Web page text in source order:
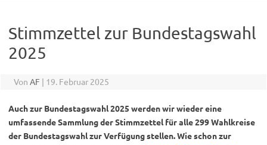
Stimmzettel zur Bundestagswahl
2025
Von AF | 19. Februar 2025
Auch zur Bundestagswahl 2025 werden wir wieder eine
umfassende Sammlung der Stimmzettel für alle 299 Wahlkreise
der Bundestagswahl zur Verfügung stellen. Wie schon zur